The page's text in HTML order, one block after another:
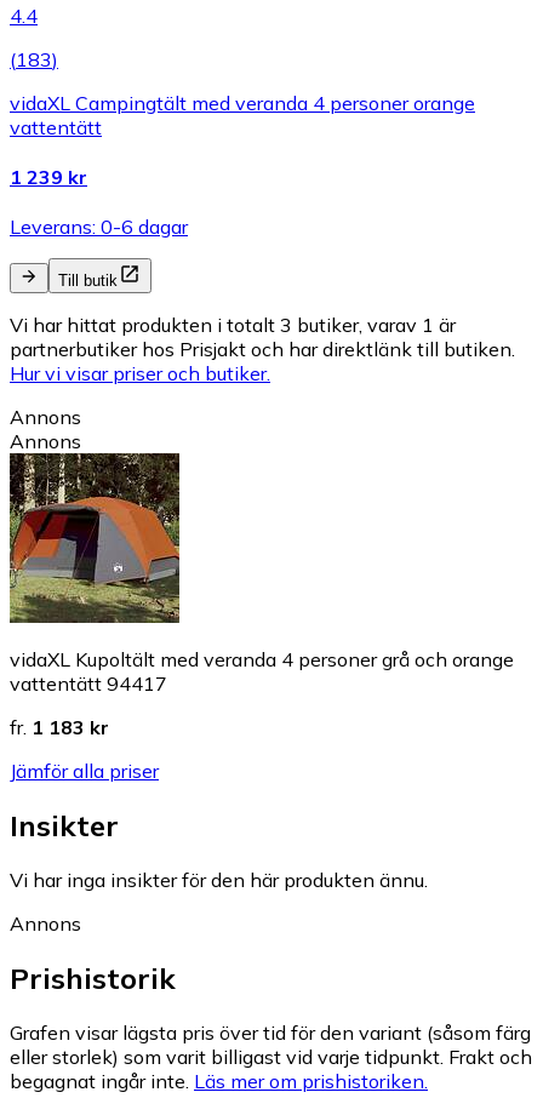
4.4
(183)
vidaXL Campingtält med veranda 4 personer orange
vattentätt
1 239 kr
Leverans: 0-6 dagar
Till butik
Vi har hittat produkten i totalt 3 butiker, varav 1 är
partnerbutiker hos Prisjakt och har direktlänk till butiken.
Hur vi visar priser och butiker.
Annons
Annons
vidaXL Kupoltält med veranda 4 personer grå och orange
vattentätt 94417
fr. 1 183 kr
Jämför alla priser
Insikter
Vi har inga insikter för den här produkten ännu.
Annons
Prishistorik
Grafen visar lägsta pris över tid för den variant (såsom färg
eller storlek) som varit billigast vid varje tidpunkt. Frakt och
begagnat ingår inte. Läs mer om prishistoriken.